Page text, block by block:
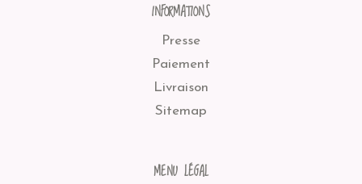
INFORMATIONS
Presse
Paiement
Livraison
Sitemap
MENU LÉGAL